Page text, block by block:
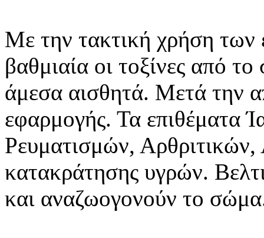
Με την τακτική χρήση των
βαθμιαία οι τοξίνες από
άμεσα αισθητά. Μετά την
εφαρμογής. Τα επιθέματα
Ρευματισμών, Αρθριτικών,
κατακράτησης υγρών.
και αναζωογονούν το